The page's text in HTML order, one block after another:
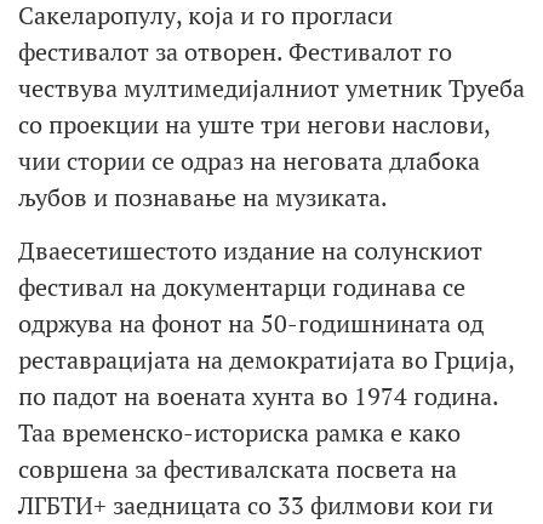
Сакеларопулу, која и го прогласи
фестивалот за отворен. Фестивалот го
чествува мултимедијалниот уметник Труеба
со проекции на уште три негови наслови,
чии стории се одраз на неговата длабока
љубов и познавање на музиката.
Дваесетишестото издание на солунскиот
фестивал на документарци годинава се
одржува на фонот на 50-годишнината од
реставрацијата на демократијата во Грција,
по падот на воената хунта во 1974 година.
Таа временско-историска рамка е како
совршена за фестивалската посвета на
ЛГБТИ+ заедницата со 33 филмови кои ги